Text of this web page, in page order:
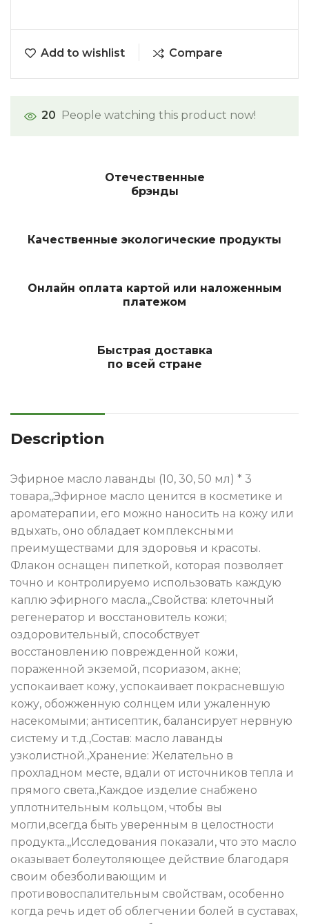
Add to wishlist Compare
20 People watching this product now!
Отечественные
брэнды
Качественные экологические продукты
Онлайн оплата картой или наложенным
платежом
Быстрая доставка
по всей стране
Description
Эфирное масло лаванды (10, 30, 50 мл) * 3
товара,,Эфирное масло ценится в косметике и
ароматерапии, его можно наносить на кожу или
вдыхать, оно обладает комплексными
преимуществами для здоровья и красоты.
Флакон оснащен пипеткой, которая позволяет
точно и контролируемо использовать каждую
каплю эфирного масла.,,Свойства: клеточный
регенератор и восстановитель кожи;
оздоровительный, способствует
восстановлению поврежденной кожи,
пораженной экземой, псориазом, акне;
успокаивает кожу, успокаивает покрасневшую
кожу, обожженную солнцем или ужаленную
насекомыми; антисептик, балансирует нервную
систему и т.д.,Состав: масло лаванды
узколистной.,Хранение: Желательно в
прохладном месте, вдали от источников тепла и
прямого света.,Каждое изделие снабжено
уплотнительным кольцом, чтобы вы
могли,всегда быть уверенным в целостности
продукта.,,Исследования показали, что это масло
оказывает болеутоляющее действие благодаря
своим обезболивающим и
противовоспалительным свойствам, особенно
когда речь идет об облегчении болей в суставах,